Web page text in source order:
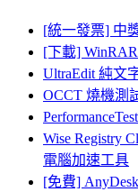
[統一發票] 中
[下載]
UltraEdit 純文
OCCT 燒機測
Wise Registry
電腦加速工具
[免費]